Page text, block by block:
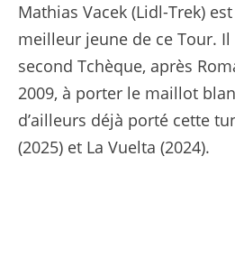
Mathias Vacek (Lidl-Trek)
meilleur jeune de ce Tour.
second Tchèque, après
2009, à porter le maillot
d’ailleurs déjà porté cette
(2025) et La Vuelta (2024).